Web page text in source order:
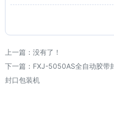
上一篇：没有了！
下一篇： FXJ-5050AS全自动胶带
封口包装机